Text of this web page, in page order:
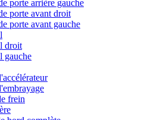
porte arrière gauche
porte avant droit
porte avant gauche
droit
gauche
frein